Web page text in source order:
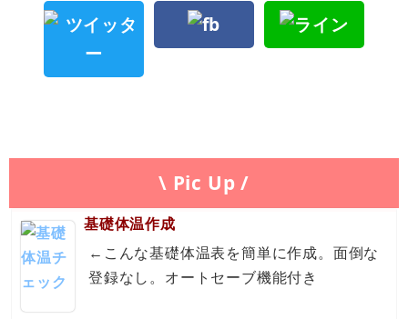
\ Pic Up /
基礎体温作成
←こんな基礎体温表を簡単に作成。面倒な
登録なし。オートセーブ機能付き